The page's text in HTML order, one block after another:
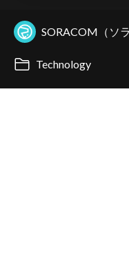
SORACOM（ソ
Technology